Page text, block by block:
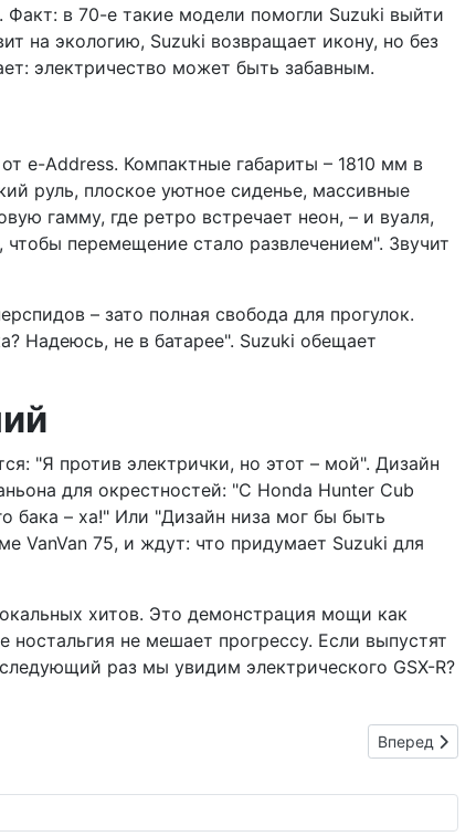
Факт: в 70-е такие модели помогли Suzuki выйти
на экологию, Suzuki возвращает икону, но без
электричество может быть забавным.
e-Address. Компактные габариты – 1810 мм в
руль, плоское уютное сиденье, массивные
гамму, где ретро встречает неон, – и вуаля,
перемещение стало развлечением". Звучит
– зато полная свобода для прогулок.
Надеюсь, не в батарее". Suzuki обещает
"Я против электрички, но этот – мой". Дизайн
для окрестностей: "С Honda Hunter Cub
бака – ха!" Или "Дизайн низа мог бы быть
VanVan 75, и ждут: что придумает Suzuki для
хитов. Это демонстрация мощи как
не мешает прогрессу. Если выпустят
раз мы увидим электрического GSX-R?
Следующий:
Вперед